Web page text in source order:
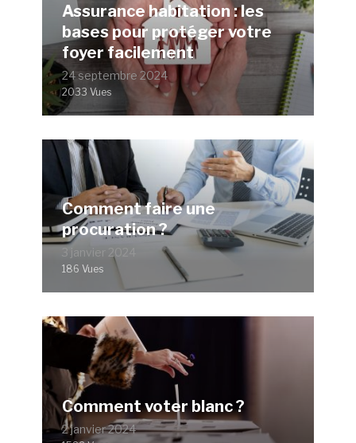
Assurance habitation : les
bases pour protéger votre
foyer facilement
24 septembre 2024
2033 Vues
Comment faire une
procuration ?
3 janvier 2024
186 Vues
Comment voter blanc ?
2 janvier 2024